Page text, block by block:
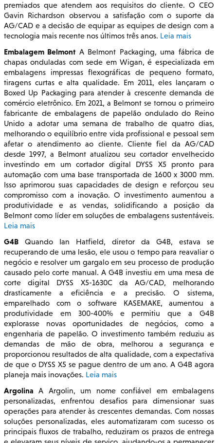
premiados que atendem aos requisitos do cliente. O CEO
Gavin Richardson observou a satisfação com o suporte da
AG/CAD e a decisão de equipar as equipes de design com a
tecnologia mais recente nos últimos três anos. Leia mais
Embalagem Belmont A Belmont Packaging, uma fábrica de
chapas onduladas com sede em Wigan, é especializada em
embalagens impressas flexográficas de pequeno formato,
tiragens curtas e alta qualidade. Em 2011, eles lançaram o
Boxed Up Packaging para atender à crescente demanda de
comércio eletrônico. Em 2021, a Belmont se tornou o primeiro
fabricante de embalagens de papelão ondulado do Reino
Unido a adotar uma semana de trabalho de quatro dias,
melhorando o equilíbrio entre vida profissional e pessoal sem
afetar o atendimento ao cliente. Cliente fiel da AG/CAD
desde 1997, a Belmont atualizou seu cortador envelhecido
investindo em um cortador digital DYSS X5 pronto para
automação com uma base transportada de 1600 x 3000 mm.
Isso aprimorou suas capacidades de design e reforçou seu
compromisso com a inovação. O investimento aumentou a
produtividade e as vendas, solidificando a posição da
Belmont como líder em soluções de embalagens sustentáveis.
Leia mais
G4B Quando Ian Hatfield, diretor da G4B, estava se
recuperando de uma lesão, ele usou o tempo para reavaliar o
negócio e resolver um gargalo em seu processo de produção
causado pelo corte manual. A G4B investiu em uma mesa de
corte digital DYSS X5-1630C da AG/CAD, melhorando
drasticamente a eficiência e a precisão. O sistema,
emparelhado com o software KASEMAKE, aumentou a
produtividade em 300-400% e permitiu que a G4B
explorasse novas oportunidades de negócios, como a
engenharia de papelão. O investimento também reduziu as
demandas de mão de obra, melhorou a segurança e
proporcionou resultados de alta qualidade, com a expectativa
de que o DYSS X5 se pague dentro de um ano. A G4B agora
planeja mais inovações. Leia mais
Argolina A Argolin, um nome confiável em embalagens
personalizadas, enfrentou desafios para dimensionar suas
operações para atender às crescentes demandas. Com nossas
soluções personalizadas, eles automatizaram com sucesso os
principais fluxos de trabalho, reduziram os prazos de entrega